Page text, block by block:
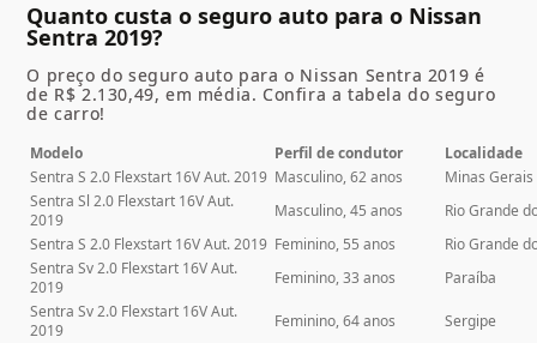
Quanto custa o seguro auto para o Nissan
Sentra 2019?
O preço do seguro auto para o Nissan Sentra 2019 é
de R$ 2.130,49, em média. Confira a tabela do seguro
de carro!
Modelo Perfil de condutor
Localidade
Sentra S 2.0 Flexstart 16V Aut. 2019 Masculino, 62 anos
Minas Gerais
Sentra Sl 2.0 Flexstart 16V Aut.
2019
Masculino, 45 anos
Rio Grande
Sentra S 2.0 Flexstart 16V Aut. 2019 Feminino, 55 anos
Rio Grande
Sentra Sv 2.0 Flexstart 16V Aut.
2019
Feminino, 33 anos
Paraíba
Sentra Sv 2.0 Flexstart 16V Aut.
2019
Feminino, 64 anos
Sergipe